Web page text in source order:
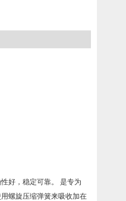
好，稳定可靠。 是专为
螺旋压缩弹簧来吸收加在